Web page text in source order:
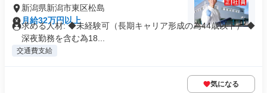
新潟県新潟市東区松島
月給32万円以上
求める人材: ◆未経験可（長期キャリア形成の為44歳以下） ◆
深夜勤務を含む為18...
交通費支給
気になる